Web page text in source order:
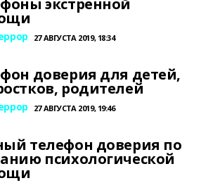
экстренной
27 АВГУСТА 2019, 18:34
доверия для детей,
родителей
27 АВГУСТА 2019, 19:46
телефон доверия по
психологической